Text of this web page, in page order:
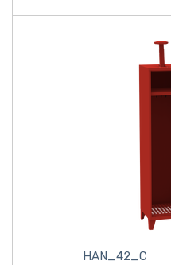
HAN_42_C